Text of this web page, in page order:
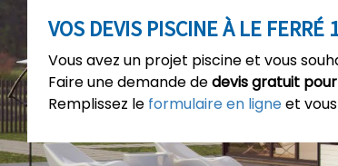
VOS DEVIS PISCINE À LE
Vous avez un projet piscine et vous
Faire une demande dedevis gratuit
Remplissez le formulaire en ligneet